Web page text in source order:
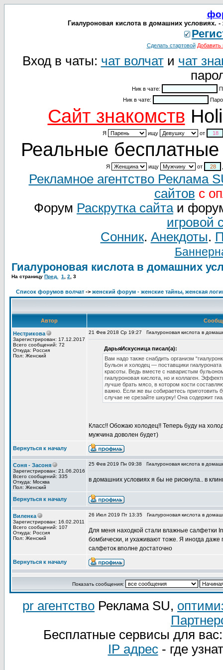
Гиалуроновая кислота в домашних условиях.
Сделать стартовой Добавить
Вход в чаты: чат волчати чат
Ник в чате:
Ник в чате:
Cайт знакомств
Я ищу от
Реальные бесплатные
Я ищу от
Рекламное агентство Реклама
сайтов с
Форум Раскрутка сайтаи
игровой
Сонник. Анекдоты.
Гиалуроновая кислота в домашних
На страницу Пред. 1 2 3
Список форумов волчат -> женский форум - женские тайны, женская
Автор
Нестрикова
Зарегистрирован: 17.12.2017
Всего сообщений: 72
Откуда: Россия
Пол: Женский
21 Фев 2018 Ср 19:27 Гиалуроновая кислота в
ДарьяИскусница писал(а):
Вам надо также снабдить организм
Бульон и холодец — поставщики
красоты. Ведь вместе с наваристым
гиалуроновая кислота, но и коллаген.
лучше брать мясо, в котором кости
важно. Если же вы собираетесь приготовить
случае не срезайте шкурку! Она содержит
Класс!! Обожаю холодец!! Теперь буду на
мужчина доволен будет)
Вернуться к началу
Соня - Засоня
Зарегистрирован: 21.06.2016
Всего сообщений: 335
Откуда: Москва
Пол: Женский
25 Фев 2019 Пн 09:38 Гиалуроновая кислота в
в домашних условиях я бы не рискнула.. в
Вернуться к началу
Виленка
Зарегистрирован: 16.02.2011
Всего сообщений: 107
Откуда: Россия
Пол: Женский
26 Июл 2019 Пт 13:35 Гиалуроновая кислота в
Для меня находкой стали влажные салфетки
бомбически, и ухаживают тоже. Я иногда
салфеток вполне достаточно
Вернуться к началу
Показать сообщения:
pr агентство Реклама SU,
Бесплатные сервисы для
IP адрес- где